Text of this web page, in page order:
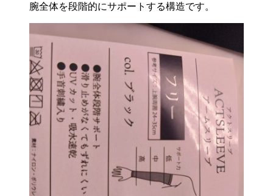
腕全体を段階的にサポートする構造です。